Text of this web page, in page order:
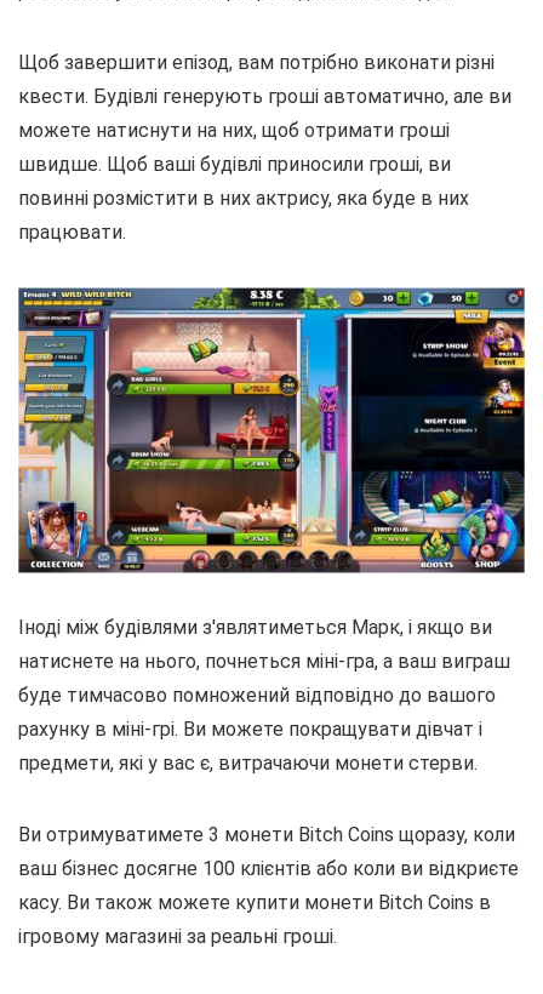
Щоб завершити епізод, вам потрібно виконати різні
квести. Будівлі генерують гроші автоматично, але ви
можете натиснути на них, щоб отримати гроші
швидше. Щоб ваші будівлі приносили гроші, ви
повинні розмістити в них актрису, яка буде в них
працювати.
Іноді між будівлями з'являтиметься Марк, і якщо ви
натиснете на нього, почнеться міні-гра, а ваш виграш
буде тимчасово помножений відповідно до вашого
рахунку в міні-грі. Ви можете покращувати дівчат і
предмети, які у вас є, витрачаючи монети стерви.
Ви отримуватимете 3 монети Bitch Coins щоразу, коли
ваш бізнес досягне 100 клієнтів або коли ви відкриєте
касу. Ви також можете купити монети Bitch Coins в
ігровому магазині за реальні гроші.